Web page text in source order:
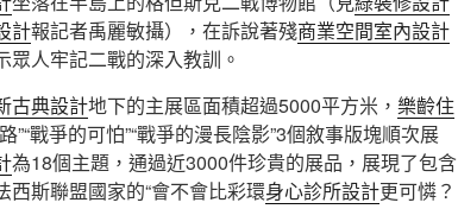
計報記者禹麗敏攝），在訴說著殘商業空間室內設計
眾人牢記二戰的深入教訓。
古典設計地下的主展區面積超過5000平方米， 樂齡住
”“戰爭的可怕”“戰爭的漫長陰影”3個敘事版塊順次展
為18個主題，通過近3000件珍貴的展品，展現了包含
西斯聯盟國家的“會不會比彩環身心診所設計更可憐？